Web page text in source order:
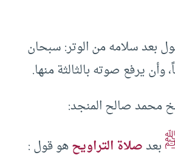
بعد سلامه من الوتر: سبحان
وأن يرفع صوته بالثالثة منها.
محمد صالح المنجد:
بعدصلاة التراويحهو قول :